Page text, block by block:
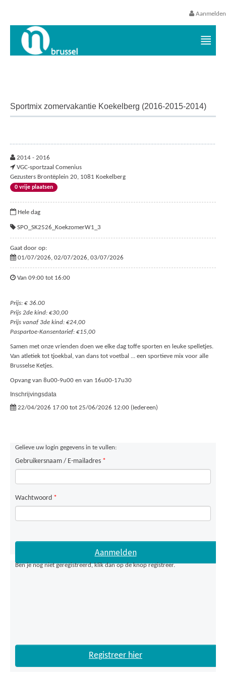
Aanmelden
Sportmix zomervakantie Koekelberg (2016-2015-2014)
2014 - 2016
VGC-sportzaal Comenius
Gezusters Brontëplein 20, 1081 Koekelberg
0 vrije plaatsen
Hele dag
SPO_SK2526_KoekzomerW1_3
Gaat door op:
01/07/2026, 02/07/2026, 03/07/2026
Van 09:00 tot 16:00
Prijs: € 36.00
Prijs 2de kind: €30,00
Prijs vanaf 3de kind: €24,00
Paspartoe-Kansentarief: €15,00
Samen met onze vrienden doen we elke dag toffe sporten en leuke spelletjes.
Van atletiek tot tjoekbal, van dans tot voetbal ... een sportieve mix voor alle
Brusselse Ketjes.
Opvang van 8u00-9u00 en van 16u00-17u30
Inschrijvingsdata
22/04/2026 17:00 tot 25/06/2026 12:00 (Iedereen)
Gelieve uw login gegevens in te vullen:
Gebruikersnaam / E-mailadres *
Wachtwoord *
Ben je nog niet geregistreerd, klik dan op de knop registreer.
Registreer hier